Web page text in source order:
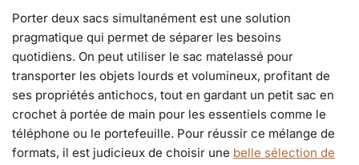
Porter deux sacs simultanément est une solution
pragmatique qui permet de séparer les besoins
quotidiens. On peut utiliser le sac matelassé pour
transporter les objets lourds et volumineux, profitant de
ses propriétés antichocs, tout en gardant un petit sac en
crochet à portée de main pour les essentiels comme le
téléphone ou le portefeuille. Pour réussir ce mélange de
formats, il est judicieux de choisir une belle sélection de